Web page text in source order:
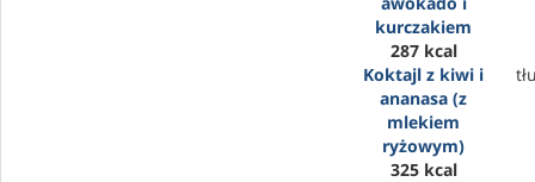
kurczakiem
287 kcal
Koktajl z kiwi i
ananasa (z
mlekiem
ryżowym)
325 kcal